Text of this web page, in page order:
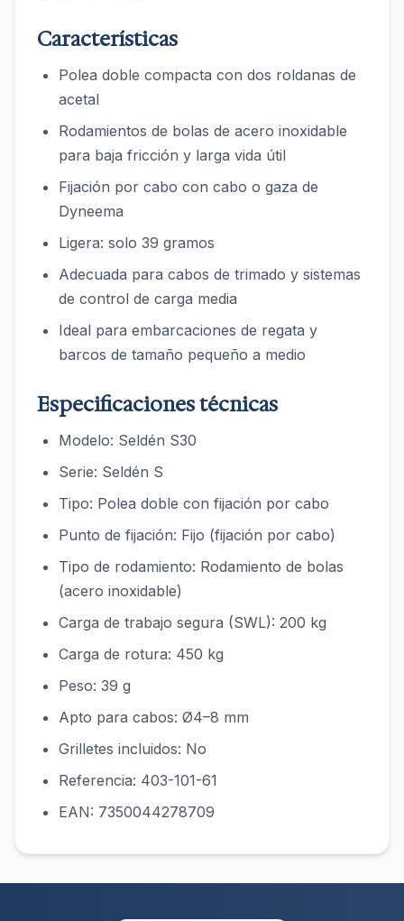
Características
Polea doble compacta con dos roldanas de
acetal
Rodamientos de bolas de acero inoxidable
para baja fricción y larga vida útil
Fijación por cabo con cabo o gaza de
Dyneema
Ligera: solo 39 gramos
Adecuada para cabos de trimado y sistemas
de control de carga media
Ideal para embarcaciones de regata y
barcos de tamaño pequeño a medio
Especificaciones técnicas
Modelo: Seldén S30
Serie: Seldén S
Tipo: Polea doble con fijación por cabo
Punto de fijación: Fijo (fijación por cabo)
Tipo de rodamiento: Rodamiento de bolas
(acero inoxidable)
Carga de trabajo segura (SWL): 200 kg
Carga de rotura: 450 kg
Peso: 39 g
Apto para cabos: Ø4–8 mm
Grilletes incluidos: No
Referencia: 403-101-61
EAN: 7350044278709